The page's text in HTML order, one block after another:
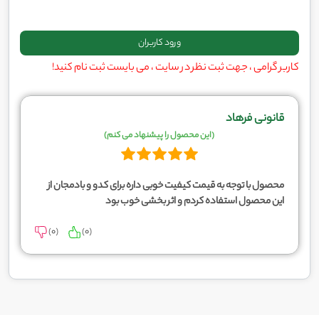
کاربر گرامی ، جهت ثبت نظر در سایت ، می بایست ثبت نام کنید!
قانونی فرهاد
(این محصول را پیشنهاد می کنم)
محصول با توجه به قیمت کیفیت خوبی داره برای کدو و بادمجان از
این محصول استفاده کردم و اثر بخشی خوب بود
(
0
) (
0
)